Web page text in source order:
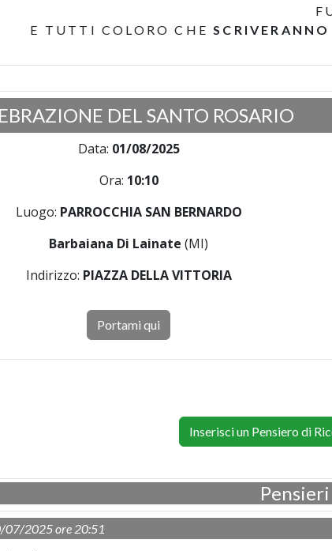
E TUTTI COLORO CHESCRIVERANNO
DEL SANTO ROSARIO
Data: 01/08/2025
Ora: 10:10
Luogo: PARROCCHIA SAN BERNARDO
Barbaiana Di Lainate (MI)
Indirizzo: PIAZZA DELLA VITTORIA
Portami qui
Inserisci un Pensiero di
07/2025 ore 20:51